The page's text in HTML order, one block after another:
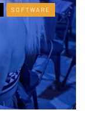
SOFTWARE